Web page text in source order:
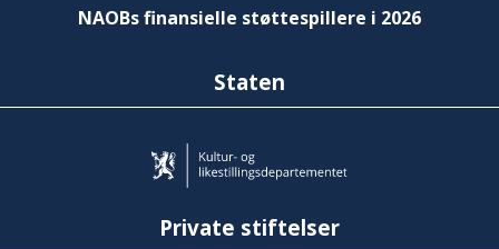
NAOBs finansielle støttespillere i 2026
Staten
Private stiftelser